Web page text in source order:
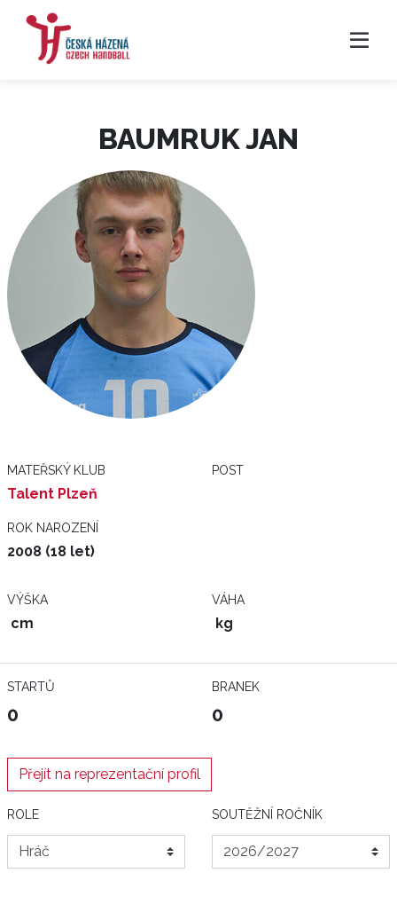
BAUMRUK JAN
MATEŘSKÝ KLUB
Talent Plzeň
POST
ROK NAROZENÍ
2008 (18 let)
VÝŠKA
cm
VÁHA
kg
STARTŮ
0
BRANEK
0
Přejít na reprezentační profil
ROLE SOUTĚŽNÍ ROČNÍK